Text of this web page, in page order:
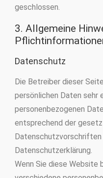
geschlossen.
3. Allgemeine
Datenschutz
Die Betreiber dieser
persönlichen Daten sehr
personenbezogenen
entsprechend der
Datenschutzerklärung.
Wenn Sie diese Website